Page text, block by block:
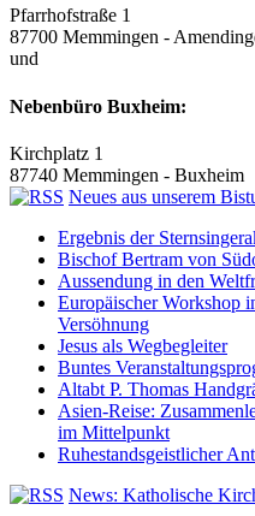
Pfarrhofstraße 1
87700 Memmingen -
und
Nebenbüro Buxheim:
Kirchplatz 1
87740 Memmingen - Buxheim
Neues aus unserem
Ergebnis der
Bischof Bertram von
Aussendung in den
Europäischer Workshop
Versöhnung
Jesus als Wegbegleiter
Buntes
Altabt P. Thomas
Asien-Reise:
im Mittelpunkt
Ruhestandsgeistlicher
News: Katholische